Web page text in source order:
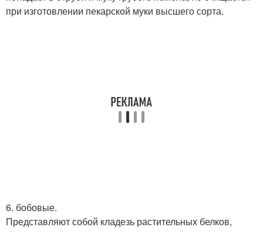
при изготовлении пекарской муки высшего сорта.
6. бобовые.
Представляют собой кладезь растительных белков,